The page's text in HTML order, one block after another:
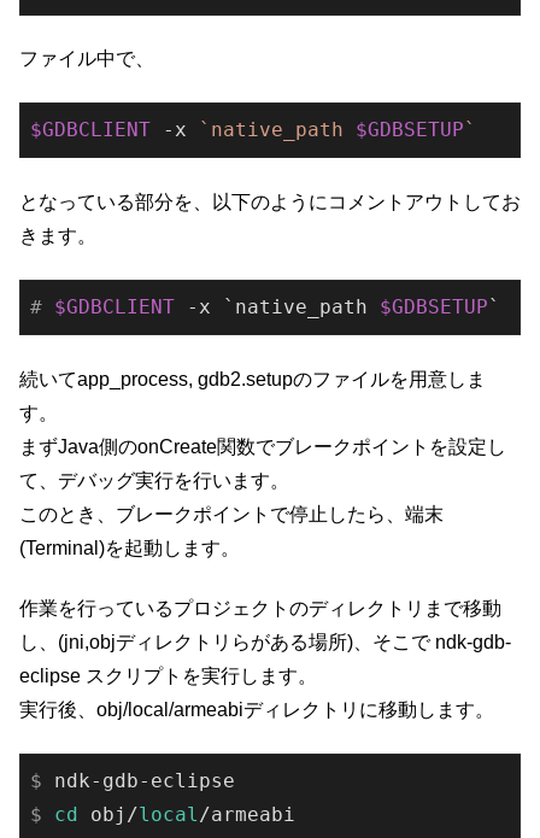
ファイル中で、
$GDBCLIENT -x `native_path $GDBSETUP `
となっている部分を、以下のようにコメントアウトしてお
きます。
# $GDBCLIENT -x `native_path $GDBSETUP `
続いてapp_process, gdb2.setupのファイルを用意しま
す。
まずJava側のonCreate関数でブレークポイントを設定し
て、デバッグ実行を行います。
このとき、ブレークポイントで停止したら、端末
(Terminal)を起動します。
作業を行っているプロジェクトのディレクトリまで移動
し、(jni,objディレクトリらがある場所)、そこで ndk-gdb-
eclipse スクリプトを実行します。
実行後、obj/local/armeabiディレクトリに移動します。
$ ndk-gdb-eclipse
$
cd obj/local/armeabi